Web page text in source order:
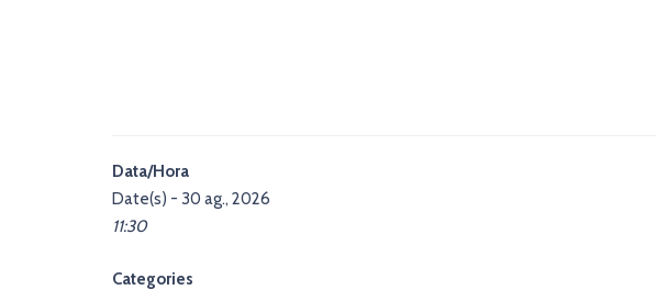
Data/Hora
Date(s) - 30 ag., 2026
11:30
Categories